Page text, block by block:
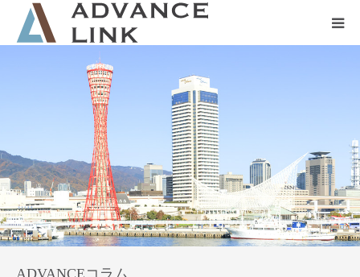
ADVANCEコラム
会社概要
ネット保険
事業保険